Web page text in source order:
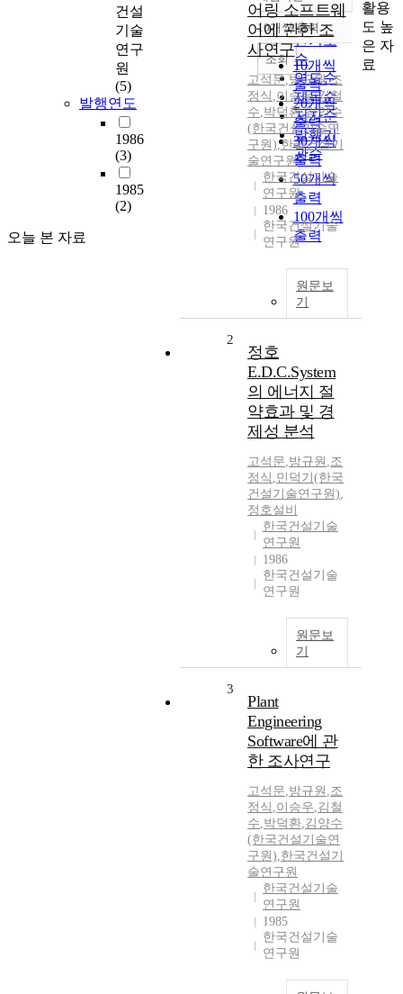
건설
기술
연구
원
(5)
발행연도
1986
(3)
1985
(2)
오늘 본 자료
순
인기도
순
연도순
제목순
저자순
발행기
관순
내림차순
10개씩 출력
10개씩
출력
20개씩
출력
30개씩
출력
50개씩
출력
100개씩
출력
조회
어링 소프트웨
어에 관한 조
사연구
고석문,방규원,조
정식 ,이승우,김철
수,박덕환,김양수
(한국건설기술연
구원),한국건설기
술연구원
한국건설기술
연구원
1986
한국건설기술
연구원
원문보
기
2
정호
E.D.C.System
의 에너지 절
약효과 및 경
제성 분석
고석문,방규원 ,조
정식 ,민덕기(한국
건설기술연구원),
정호설비
한국건설기술
연구원
1986
한국건설기술
연구원
원문보
기
3
Plant
Engineering
Software에 관
한 조사연구
고석문,방규원 ,조
정식 ,이승우,김철
수,박덕환,김양수
(한국건설기술연
구원),한국건설기
술연구원
한국건설기술
연구원
1985
한국건설기술
연구원
활용
도 높
은 자
료